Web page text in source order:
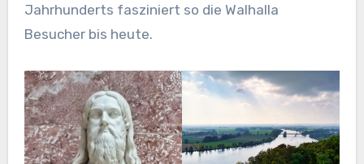
Jahrhunderts fasziniert so die Walhalla
Besucher bis heute.